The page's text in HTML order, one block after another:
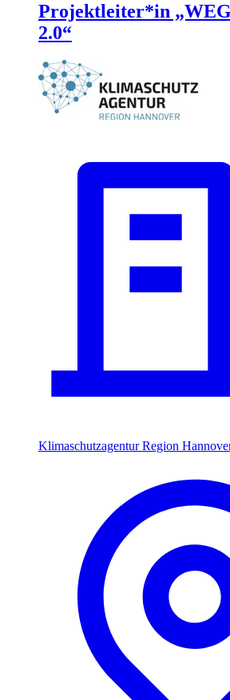
Projektleiter*in
2.0“
Klimaschutzagentur Region